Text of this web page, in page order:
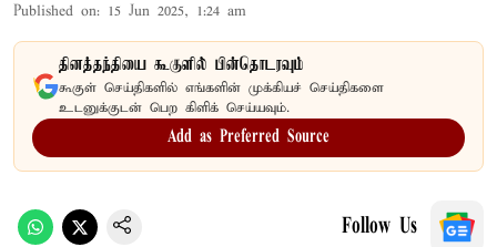
Published on: 15 Jun 2025, 1:24 am
தினத்தந்தியை கூகுளில் பின்தொடரவும்
கூகுள் செய்திகளில் எங்களின் முக்கியச் செய்திகளை
உடனுக்குடன் பெற கிளிக் செய்யவும்.
Add as Preferred Source
Follow Us